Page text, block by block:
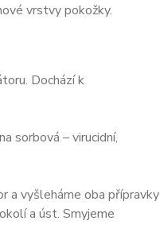
vrstvy pokožky.
Dochází k
sorbová – virucidní,
a vyšleháme oba přípravky
a úst. Smyjeme